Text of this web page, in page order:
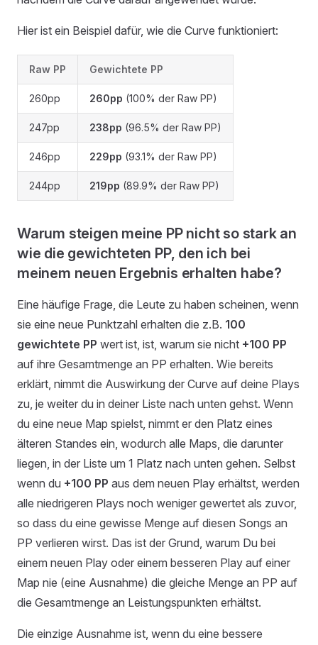
Hier ist ein Beispiel dafür, wie die Curve funktioniert:
Raw PP Gewichtete PP
260pp 260pp (100% der Raw PP)
247pp 238pp (96.5% der Raw PP)
246pp 229pp (93.1% der Raw PP)
244pp 219pp (89.9% der Raw PP)
Warum steigen meine PP nicht so stark an
wie die gewichteten PP, den ich bei
meinem neuen Ergebnis erhalten habe?
Eine häufige Frage, die Leute zu haben scheinen, wenn
sie eine neue Punktzahl erhalten die z.B. 100
gewichtete PP wert ist, ist, warum sie nicht +100 PP
auf ihre Gesamtmenge an PP erhalten. Wie bereits
erklärt, nimmt die Auswirkung der Curve auf deine Plays
zu, je weiter du in deiner Liste nach unten gehst. Wenn
du eine neue Map spielst, nimmt er den Platz eines
älteren Standes ein, wodurch alle Maps, die darunter
liegen, in der Liste um 1 Platz nach unten gehen. Selbst
wenn du +100 PP aus dem neuen Play erhältst, werden
alle niedrigeren Plays noch weniger gewertet als zuvor,
so dass du eine gewisse Menge auf diesen Songs an
PP verlieren wirst. Das ist der Grund, warum Du bei
einem neuen Play oder einem besseren Play auf einer
Map nie (eine Ausnahme) die gleiche Menge an PP auf
die Gesamtmenge an Leistungspunkten erhältst.
Die einzige Ausnahme ist, wenn du eine bessere